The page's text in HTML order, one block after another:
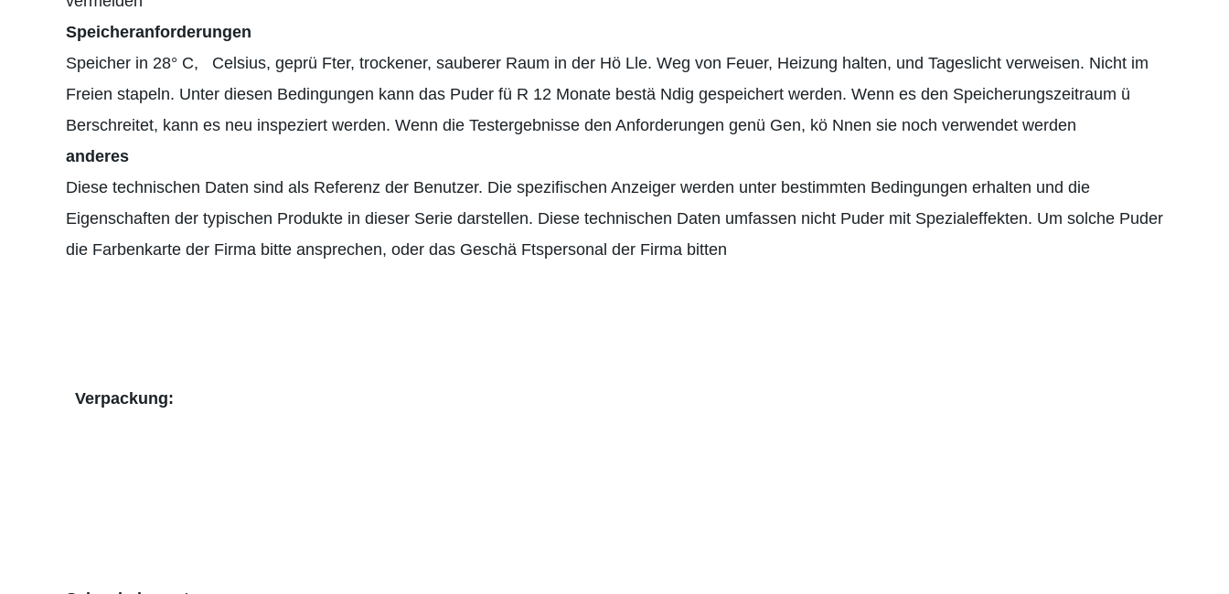
Speicheranforderungen
Speicher in 28° C,
Celsius, geprü Fter, trockener, sauberer Raum in der Hö Lle. Weg von Feuer, Heizung halten, und Tageslicht verweisen. Nicht im
Freien stapeln. Unter diesen Bedingungen kann das Puder fü R 12 Monate bestä Ndig gespeichert werden. Wenn es den Speicherungszeitraum ü
Berschreitet, kann es neu inspeziert werden. Wenn die Testergebnisse den Anforderungen genü Gen, kö Nnen sie noch verwendet werden
anderes
Diese technischen Daten sind als Referenz der Benutzer. Die spezifischen Anzeiger werden unter bestimmten Bedingungen erhalten und die
Eigenschaften der typischen Produkte in dieser Serie darstellen. Diese technischen Daten umfassen nicht Puder mit Spezialeffekten. Um solche Puder
die Farbenkarte der Firma bitte ansprechen, oder das Geschä Ftspersonal der Firma bitten
Verpackung: